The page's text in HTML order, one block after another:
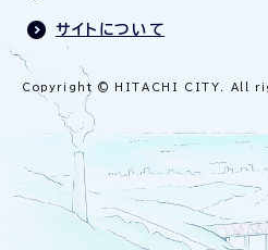
サイトについて
Copyright © HITACHI CITY. All